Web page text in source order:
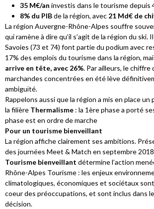
35 M€/an investis dans le tourisme depuis
8% du PIBde la région, avec 21 Md€ de
La région Auvergne-Rhône-Alpes souffre
qui ramène à dire qu’il s’agit de la région du ski.
Savoies (73 et 74) font partie du podium avec
17% des emplois du tourisme dans la région,
arrive en tête, avec 26%. Par ailleurs, le chiffre
marchandes concentrées en été lève
ambiguïté.
Rappelons aussi que la région a mis en place un
la filière Thermalisme : la 1ère phase a porté
phase est en ordre de marche
Pour un tourisme bienveillant
La région affiche clairement ses ambitions.
des journées Meet & Match en septembre
Tourisme bienveillant détermine l’action
Rhône-Alpes Tourisme : les enjeux
climatologiques, économiques et sociétaux
coeur des préoccupations, et sont inclus dans
décision.